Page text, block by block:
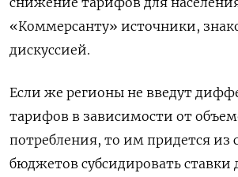
«Коммерсанту» источники,
дискуссией.
Если же регионы не введут
тарифов в зависимости от
потребления, то им придется из
бюджетов субсидировать